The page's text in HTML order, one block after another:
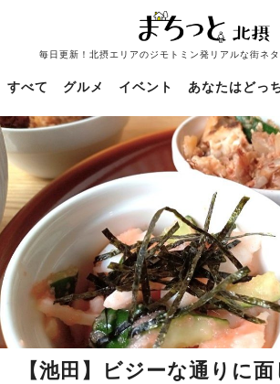
毎日更新！北摂エリアのジモトミン発リアルな街ネ
すべて グルメ イベント あなたはどっ
【池田】ビジーな通りに